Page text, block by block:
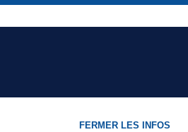
FERMER LES INFOS